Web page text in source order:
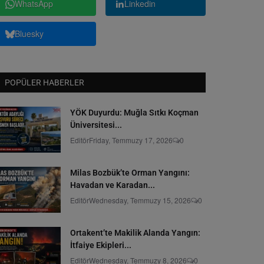
WhatsApp Linkedin
Bluesky
POPÜLER HABERLER
YÖK Duyurdu: Muğla Sıtkı Koçman
Üniversitesi...
EditörFriday, Temmuzy 17, 2026 0
Milas Bozbük’te Orman Yangını:
Havadan ve Karadan...
EditörWednesday, Temmuzy 15, 2026 0
Ortakent’te Makilik Alanda Yangın:
İtfaiye Ekipleri...
EditörWednesday, Temmuzy 8, 2026 0